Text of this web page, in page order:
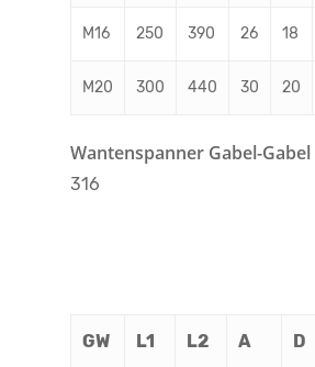
M16 250 390 26 18
M20 300 440 30 20
Wantenspanner Gabel-Gabel
316
GW L1 L2 A D